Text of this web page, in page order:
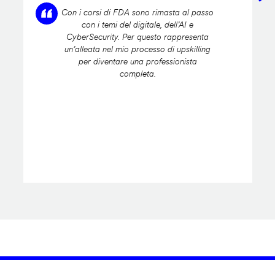
Con i corsi di FDA sono rimasta al passo
con i temi del digitale, dell’AI e
CyberSecurity. Per questo rappresenta
un’alleata nel mio processo di upskilling
per diventare una professionista
completa.